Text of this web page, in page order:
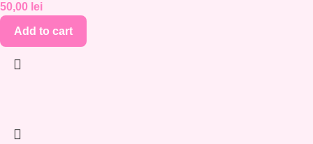
50,00 lei
Add to cart